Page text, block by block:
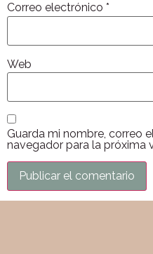
Correo electrónico *
Web
Guarda mi nombre, correo
navegador para la próxima